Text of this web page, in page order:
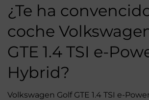
¿Te ha
coche
GTE 1.4 TSI e-
Hybrid?
Volkswagen Golf GTE 1.4 TSI e-